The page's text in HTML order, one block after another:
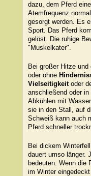
dazu, dem Pferd
Atemfrequenz
gesorgt werden. Es
Sport. Das Pferd
gelöst. Die ruhige
"Muskelkater".
Bei großer Hitze
oder ohne
Vielseitigkeitoder
anschließend oder
Abkühlen mit
sie in den Stall, auf
Schweiß kann auch
Pferd schneller
Bei dickem
dauert umso länger.
bedeuten. Wenn die
im Winter